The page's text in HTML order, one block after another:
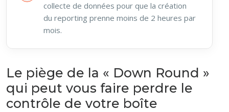
collecte de données pour que la création
du reporting prenne moins de 2 heures par
mois.
Le piège de la « Down Round »
qui peut vous faire perdre le
contrôle de votre boîte